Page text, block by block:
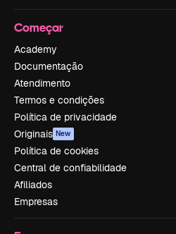
Começar
Academy
Documentação
Atendimento
Termos e condições
Política de privacidade
Originais New
Política de cookies
Central de confiabilidade
Afiliados
Empresas